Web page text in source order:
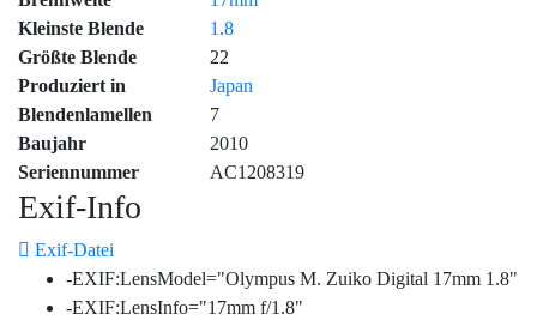
Kleinste Blende
1.8
Größte Blende
22
Produziert in
Japan
Blendenlamellen
7
Baujahr
2010
Seriennummer
AC1208319
Exif-Info
Exif-Datei
-EXIF:LensModel="Olympus M. Zuiko Digital 17mm 1.8"
-EXIF:LensInfo="17mm f/1.8"